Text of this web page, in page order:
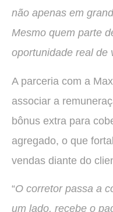
não apenas em
Mesmo quem parte
oportunidade real de
A parceria com a
associar a
bônus extra para
agregado, o que
vendas diante do
“O corretor passa a
um lado, recebe o